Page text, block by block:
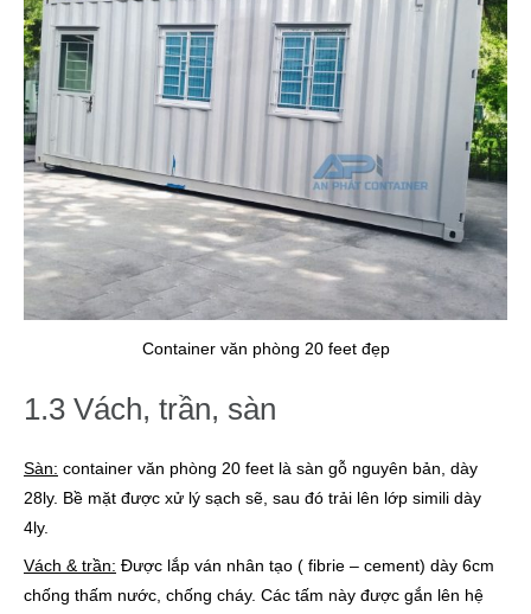
Container văn phòng 20 feet đẹp
1.3 Vách, trần, sàn
Sàn: container văn phòng 20 feet là sàn gỗ nguyên bản, dày
28ly. Bề mặt được xử lý sạch sẽ, sau đó trải lên lớp simili dày
4ly.
Vách & trần: Được lắp ván nhân tạo ( fibrie – cement) dày 6cm
chống thấm nước, chống cháy. Các tấm này được gắn lên hệ